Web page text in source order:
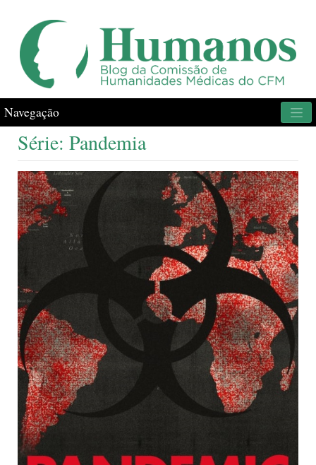
Navegação
Série: Pandemia